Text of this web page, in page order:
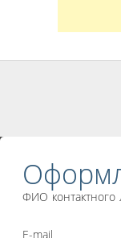
ФИО контактного
E-mail